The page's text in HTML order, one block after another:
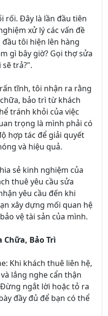
rối. Đây là lần đầu tiên
xử lý các vấn đề
tôi hiện lên hàng
gì bây giờ? Gọi thợ sửa
sẽ trả?".
tĩnh, tôi nhận ra rằng
bảo trì từ khách
tránh khỏi của việc
trọng là mình phải có
hợp tác để giải quyết
và hiệu quả.
sẻ kinh nghiệm của
thuê yêu cầu sửa
yêu cầu đến khi
xây dựng mối quan hệ
vệ tài sản của mình.
Chữa, Bảo Trì
Khi khách thuê liên hệ,
lắng nghe cẩn thận
ngắt lời hoặc tỏ ra
đầy đủ để bạn có thể